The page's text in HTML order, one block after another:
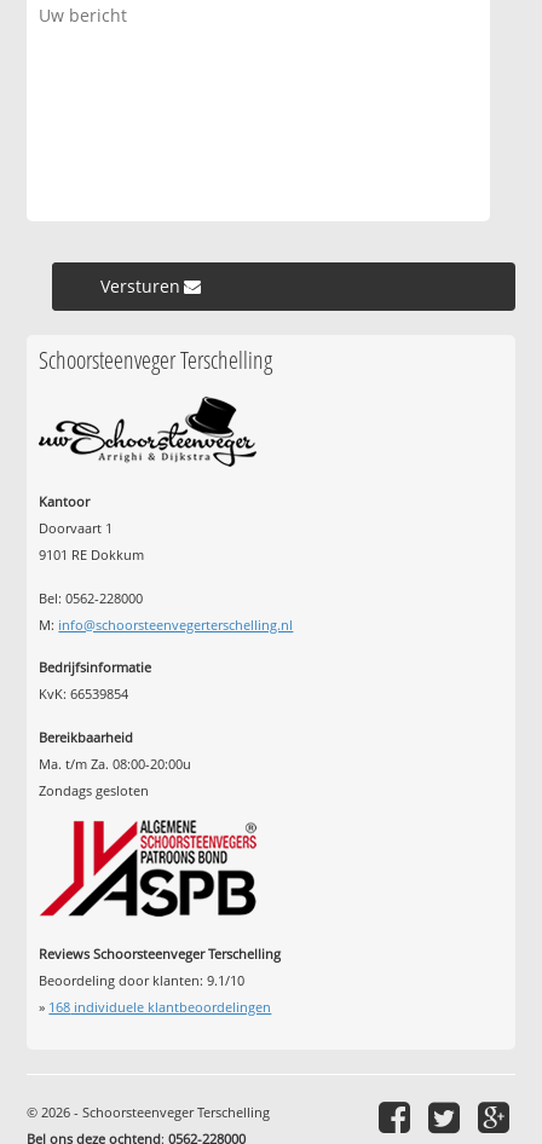
Versturen »
Schoorsteenveger Terschelling
Kantoor
Doorvaart 1
9101 RE Dokkum
Bel: 0562-228000
M: info@schoorsteenvegerterschelling.nl
Bedrijfsinformatie
KvK: 66539854
Bereikbaarheid
Ma. t/m Za. 08:00-20:00u
Zondags gesloten
Reviews Schoorsteenveger Terschelling
Beoordeling door klanten:9.1/10
» 168 individuele klantbeoordelingen
© 2026 - Schoorsteenveger Terschelling
Bel ons deze ochtend:0562-228000